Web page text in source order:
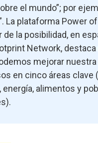
el mundo”; por
La plataforma Power
de la posibilidad, en
Network,
mejorar
en cinco áreas clave
energía, alimentos y